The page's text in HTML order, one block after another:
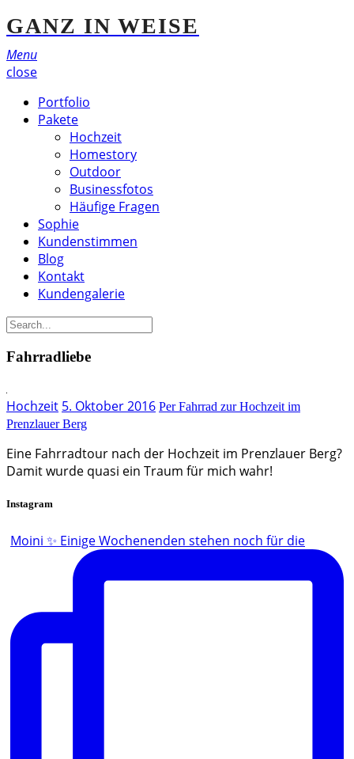
GANZ IN WEISE
Menu
close
Portfolio
Pakete
Hochzeit
Homestory
Outdoor
Businessfotos
Häufige Fragen
Sophie
Kundenstimmen
Blog
Kontakt
Kundengalerie
Fahrradliebe
Hochzeit 5. Oktober 2016 Per Fahrrad zur Hochzeit im
Prenzlauer Berg
Eine Fahrradtour nach der Hochzeit im Prenzlauer Berg?
Damit wurde quasi ein Traum für mich wahr!
Instagram
Moini ✨ Einige Wochenenden stehen noch für die